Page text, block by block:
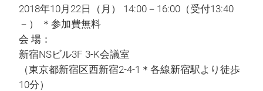
2018年10月22日（月） 14:00－16:00（受付13:40
－） ＊参加費無料
会 場：
新宿NSビル3F 3-K会議室
（東京都新宿区西新宿2-4-1＊各線新宿駅より徒歩
10分）